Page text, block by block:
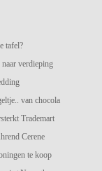
tafel?
verdieping
van chocola
Trademart
Cerene
te koop